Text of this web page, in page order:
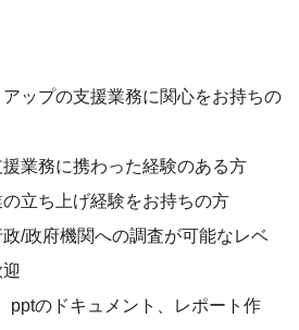
アップの支援業務に関心をお持ちの
援業務に携わった経験のある方
の立ち上げ経験をお持ちの方
政/政府機関への調査が可能なレベ
pptのドキュメント、レポート作